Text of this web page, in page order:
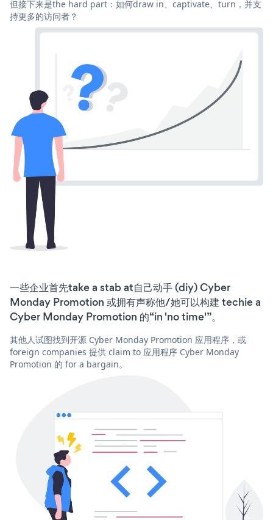
但接下来是the hard part：如何draw in、captivate、turn，并支
持更多的访问者？
一些企业首先take a stab at自己动手 (diy) Cyber
Monday Promotion 或拥有声称他/她可以构建 techie a
Cyber Monday Promotion 的“in 'no time'”。
其他人试图找到开源 Cyber Monday Promotion 应用程序，或
foreign companies 提供 claim to 应用程序 Cyber Monday
Promotion 的 for a bargain。